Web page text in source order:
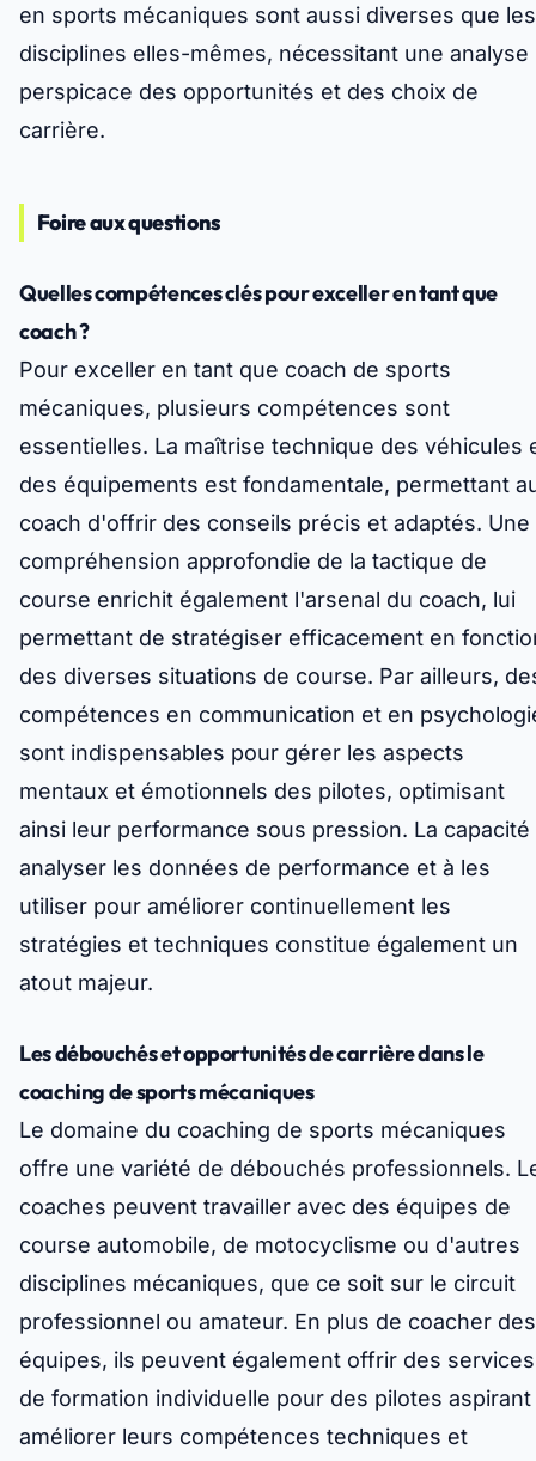
en sports mécaniques sont aussi diverses que les
disciplines elles-mêmes, nécessitant une analyse
perspicace des opportunités et des choix de
carrière.
Foire aux questions
Quelles compétences clés pour exceller en tant que
coach ?
Pour exceller en tant que coach de sports
mécaniques, plusieurs compétences sont
essentielles. La maîtrise technique des véhicules
des équipements est fondamentale, permettant
coach d'offrir des conseils précis et adaptés. Une
compréhension approfondie de la tactique de
course enrichit également l'arsenal du coach, lui
permettant de stratégiser efficacement en
des diverses situations de course. Par ailleurs,
compétences en communication et en
sont indispensables pour gérer les aspects
mentaux et émotionnels des pilotes, optimisant
ainsi leur performance sous pression. La capacité
analyser les données de performance et à les
utiliser pour améliorer continuellement les
stratégies et techniques constitue également un
atout majeur.
Les débouchés et opportunités de carrière dans le
coaching de sports mécaniques
Le domaine du coaching de sports mécaniques
offre une variété de débouchés professionnels.
coaches peuvent travailler avec des équipes de
course automobile, de motocyclisme ou d'autres
disciplines mécaniques, que ce soit sur le circuit
professionnel ou amateur. En plus de coacher des
équipes, ils peuvent également offrir des services
de formation individuelle pour des pilotes aspirant
améliorer leurs compétences techniques et